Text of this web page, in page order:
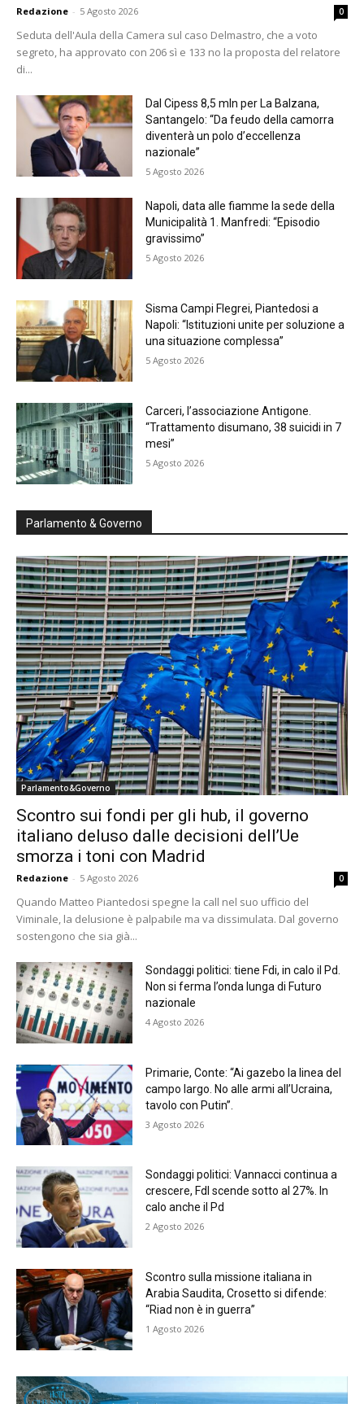
Redazione - 5 Agosto 2026 0
Seduta dell'Aula della Camera sul caso Delmastro, che a voto
segreto, ha approvato con 206 sì e 133 no la proposta del relatore
di...
Dal Cipess 8,5 mln per La Balzana,
Santangelo: “Da feudo della camorra
diventerà un polo d’eccellenza
nazionale”
5 Agosto 2026
Napoli, data alle fiamme la sede della
Municipalità 1. Manfredi: “Episodio
gravissimo”
5 Agosto 2026
Sisma Campi Flegrei, Piantedosi a
Napoli: “Istituzioni unite per soluzione a
una situazione complessa”
5 Agosto 2026
Carceri, l’associazione Antigone.
“Trattamento disumano, 38 suicidi in 7
mesi”
5 Agosto 2026
Parlamento & Governo
Parlamento&Governo
Scontro sui fondi per gli hub, il governo
italiano deluso dalle decisioni dell’Ue
smorza i toni con Madrid
Redazione - 5 Agosto 2026 0
Quando Matteo Piantedosi spegne la call nel suo ufficio del
Viminale, la delusione è palpabile ma va dissimulata. Dal governo
sostengono che sia già...
Sondaggi politici: tiene Fdi, in calo il Pd.
Non si ferma l’onda lunga di Futuro
nazionale
4 Agosto 2026
Primarie, Conte: “Ai gazebo la linea del
campo largo. No alle armi all’Ucraina,
tavolo con Putin”.
3 Agosto 2026
Sondaggi politici: Vannacci continua a
crescere, FdI scende sotto al 27%. In
calo anche il Pd
2 Agosto 2026
Scontro sulla missione italiana in
Arabia Saudita, Crosetto si difende:
“Riad non è in guerra”
1 Agosto 2026